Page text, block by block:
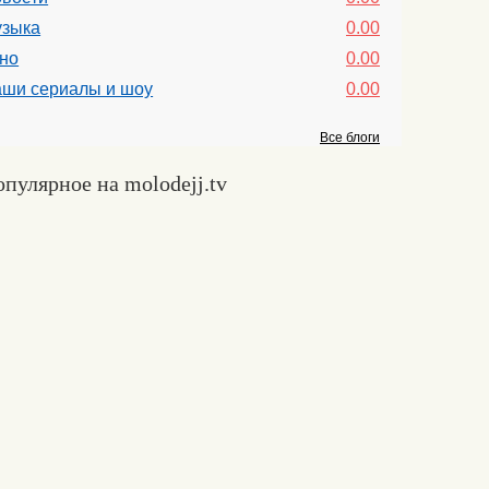
0.00
0.00
0.00
сериалы и шоу
Все блоги
на molodejj.tv